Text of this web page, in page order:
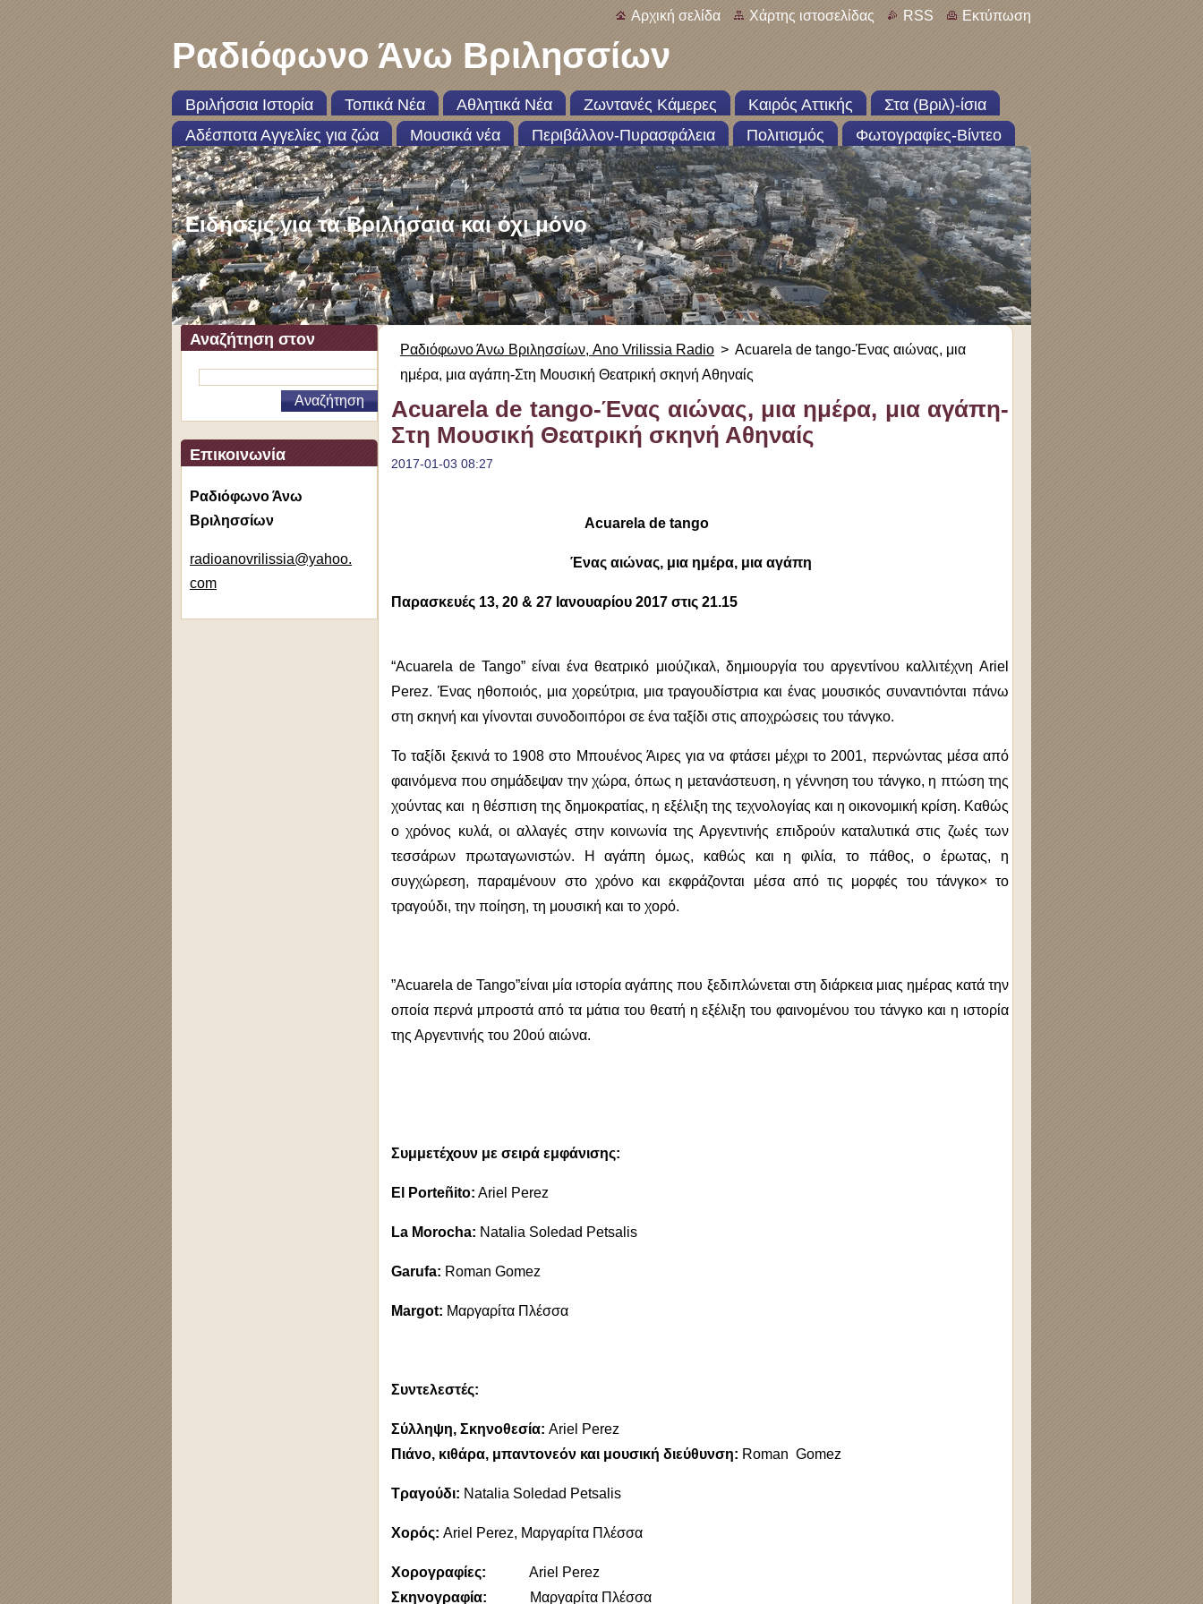
Αρχική σελίδα Χάρτης ιστοσελίδας RSS Εκτύπωση
Ραδιόφωνο Άνω Βριλησσίων
Βριλήσσια Ιστορία Τοπικά Νέα Αθλητικά Νέα Ζωντανές Κάμερες Καιρός Αττικής
Στα (Βριλ)-ίσια
Αδέσποτα Αγγελίες για ζώα
Μουσικά νέα Περιβάλλον-Πυρασφάλεια Πολιτισμός Φωτογραφίες-Βίντεο
Ειδήσεις για τα Βριλήσσια και όχι μόνο
Αναζήτηση στον
ιστότοπο
Επικοινωνία
Ραδιόφωνο Άνω
Βριλησσίων
radioanovrilissia@yahoo.
com
Ραδιόφωνο Άνω Βριλησσίων, Ano Vrilissia Radio > Acuarela de tango-Ένας αιώνας, μια
ημέρα, μια αγάπη-Στη Μουσική Θεατρική σκηνή Αθηναίς
Acuarela de tango-Ένας αιώνας, μια ημέρα, μια αγάπη-
Στη Μουσική Θεατρική σκηνή Αθηναίς
2017-01-03 08:27
Acuarela de tango
Ένας αιώνας, μια ημέρα, μια αγάπη
Παρασκευές 13, 20 & 27 Ιανουαρίου 2017 στις 21.15
“Acuarela de Tango” είναι ένα θεατρικό μιούζικαλ, δημιουργία του αργεντίνου καλλιτέχνη Ariel
Perez. Ένας ηθοποιός, μια χορεύτρια, μια τραγουδίστρια και ένας μουσικός συναντιόνται πάνω
στη σκηνή και γίνονται συνοδοιπόροι σε ένα ταξίδι στις αποχρώσεις του τάνγκο.
Το ταξίδι ξεκινά το 1908 στο Μπουένος Άιρες για να φτάσει μέχρι το 2001, περνώντας μέσα από
φαινόμενα που σημάδεψαν την χώρα, όπως η μετανάστευση, η γέννηση του τάνγκο, η πτώση της
χούντας και η θέσπιση της δημοκρατίας, η εξέλιξη της τεχνολογίας και η οικονομική κρίση. Καθώς
ο χρόνος κυλά, οι αλλαγές στην κοινωνία της Αργεντινής επιδρούν καταλυτικά στις ζωές των
τεσσάρων πρωταγωνιστών. Η αγάπη όμως, καθώς και η φιλία, το πάθος, ο έρωτας, η
συγχώρεση, παραμένουν στο χρόνο και εκφράζονται μέσα από τις μορφές του τάνγκο× το
τραγούδι, την ποίηση, τη μουσική και το χορό.
”Acuarela de Tango”είναι μία ιστορία αγάπης που ξεδιπλώνεται στη διάρκεια μιας ημέρας κατά την
οποία περνά μπροστά από τα μάτια του θεατή η εξέλιξη του φαινομένου του τάνγκο και η ιστορία
της Αργεντινής του 20ού αιώνα.
Συμμετέχουν με σειρά εμφάνισης:
El Porteñito: Ariel Perez
La Morocha: Natalia Soledad Petsalis
Garufa: Roman Gomez
Margot: Μαργαρίτα Πλέσσα
Συντελεστές:
Σύλληψη, Σκηνοθεσία: Ariel Perez
Πιάνο, κιθάρα, μπαντονεόν και μουσική διεύθυνση: Roman Gomez
Τραγούδι: Natalia Soledad Petsalis
Xoρός: Ariel Perez, Μαργαρίτα Πλέσσα
Χορογραφίες: Ariel Perez
Σκηνογραφία: Μαργαρίτα Πλέσσα